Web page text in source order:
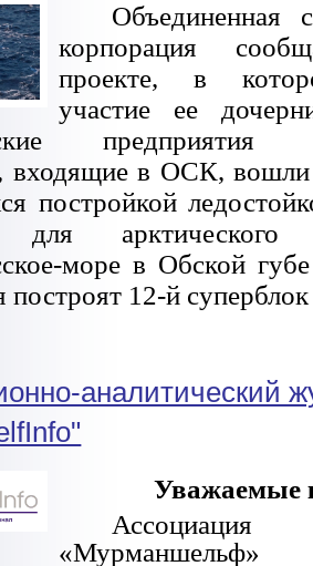
Объединенная
корпорация
проекте, в
участие ее
входящие в ОСК,
постройкой
для арктического
море в Обской
построят 12-й
аналитический
Уважаемые
Ассоциация